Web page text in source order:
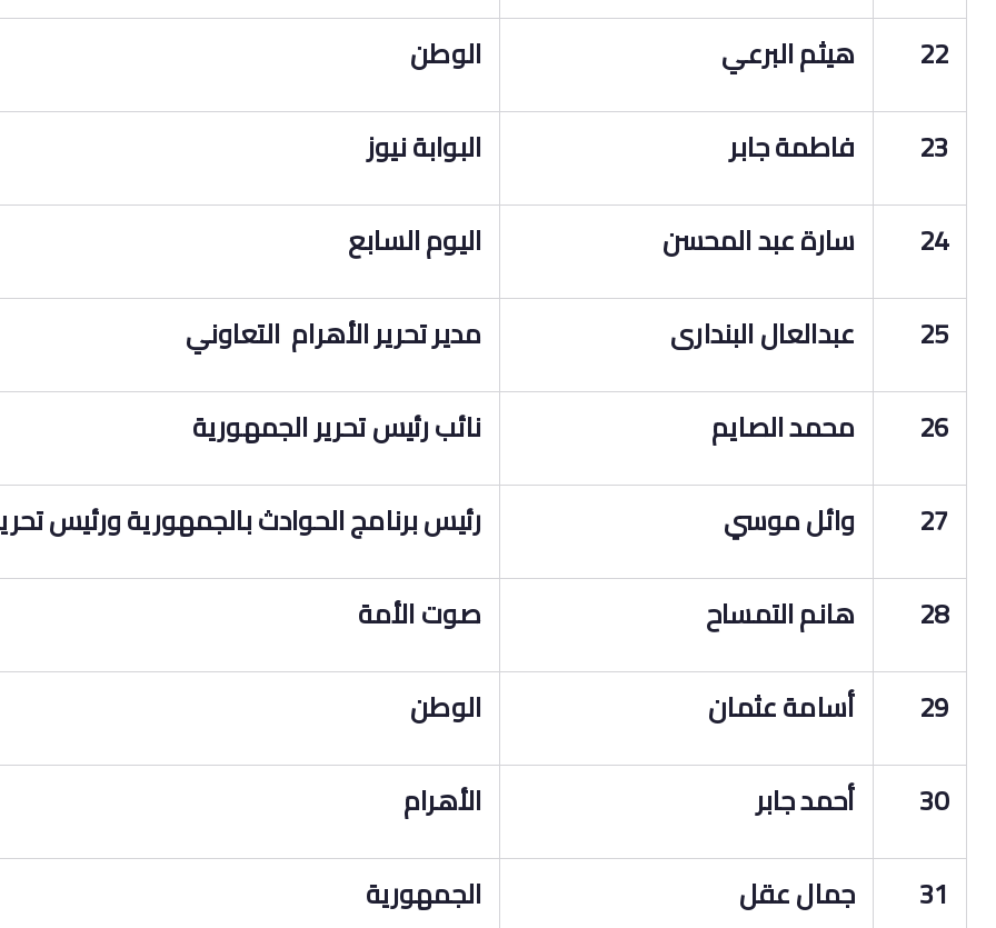
22
هيثم البرعي
الوطن
23
فاطمة جابر
البوابة نيوز
24
سارة عبد المحسن
اليوم السابع
25
عبدالعال البندارى
مدير تحرير الأهرام التعاوني
26
محمد الصايم
نائب رئيس تحرير الجمهورية
27
وائل موسي
رئيس برنامج الحوادث بالجمهورية ورئيس
28
هانم التمساح
صوت الأمة
29
أسامة عثمان
الوطن
30
أحمد جابر
الأهرام
31
جمال عقل الجمهورية